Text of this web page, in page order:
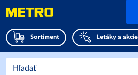
Sortiment Letáky a akcie